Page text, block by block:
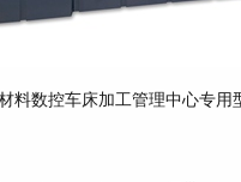
料数控车床加工管理中心专用